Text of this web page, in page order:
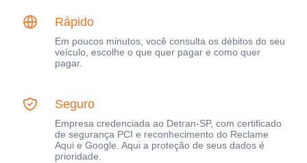
Rápido
Em poucos minutos, você consulta os débitos do seu
veículo, escolhe o que quer pagar e como quer
pagar.
Seguro
Empresa credenciada ao Detran-SP, com certificado
de segurança PCI e reconhecimento do Reclame
Aqui e Google. Aqui a proteção de seus dados é
prioridade.